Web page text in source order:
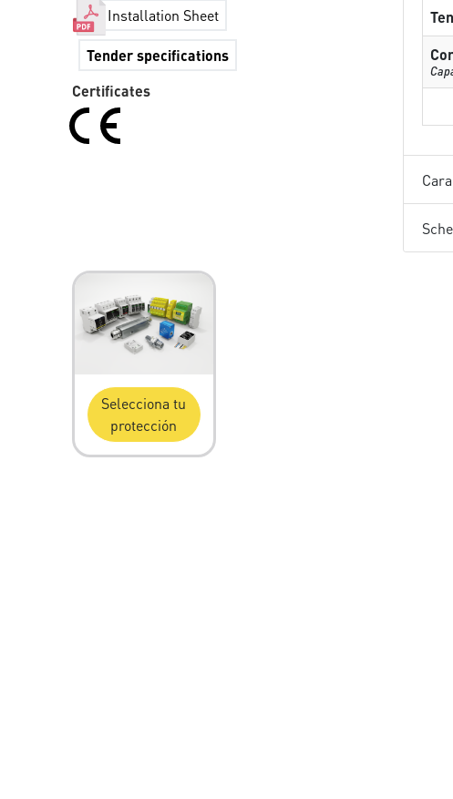
Installation Sheet
Tender specifications
Certificates
Selecciona tu
protección